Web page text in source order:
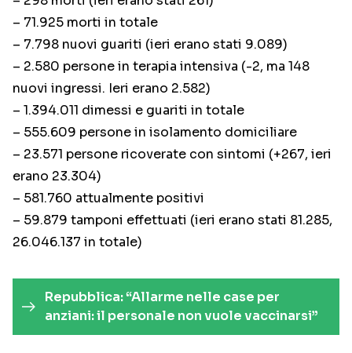
– 71.925 morti in totale
– 7.798 nuovi guariti (ieri erano stati 9.089)
– 2.580 persone in terapia intensiva (-2, ma 148
nuovi ingressi. Ieri erano 2.582)
– 1.394.011 dimessi e guariti in totale
– 555.609 persone in isolamento domiciliare
– 23.571 persone ricoverate con sintomi (+267, ieri
erano 23.304)
– 581.760 attualmente positivi
– 59.879 tamponi effettuati (ieri erano stati 81.285,
26.046.137 in totale)
Repubblica: “Allarme nelle case per
anziani: il personale non vuole vaccinarsi”